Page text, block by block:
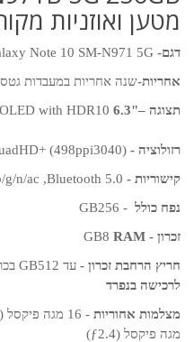
מטען ואוזניות
דגם- Note 10 SM-N971 5G
אחריות-שנה אחריות במעבדות
תצוגה –"6.3
with HDR10
רזולוציה - (3040
(498ppi
קישוריות - Bluetooth 5.0
,
g/n/ac
נפח כולל -
256
GB
זכרון - RAM
GB8
חריץ הרחבת זכרון - עד 512 GB
לרכישה בנפרד
מצלמות אחוריות - 16 מגה פיקסל (
מגה פיקסל (ƒ2.4
)